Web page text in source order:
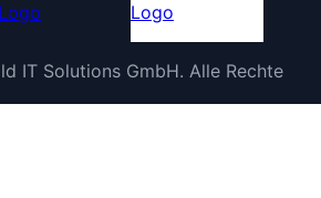
IT Solutions GmbH. Alle Rechte